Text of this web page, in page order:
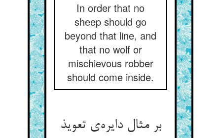
In order that no
sheep should go
beyond that line, and
that no wolf or
mischievous robber
should come inside.
بر مثال دایره‌ی تعویذ